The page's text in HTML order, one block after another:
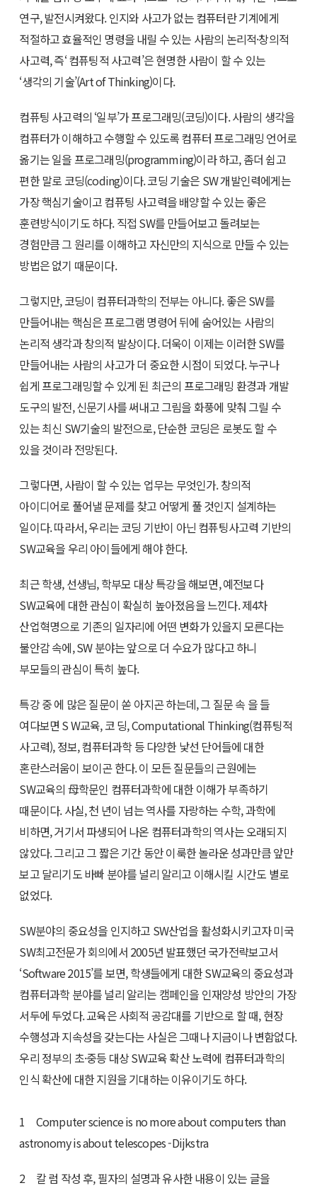
연구, 발전시켜왔다. 인지와 사고가 없는 컴퓨터란 기계에게
적절하고 효율적인 명령을 내릴 수 있는 사람의 논리적·창의적
사고력, 즉‘ 컴퓨팅적 사고력’은 현명한 사람이 할 수 있는
‘생각의 기술’(Art of Thinking)이다.
컴퓨팅 사고력의 ‘일부’가 프로그래밍(코딩)이다. 사람의 생각을
컴퓨터가 이해하고 수행할 수 있도록 컴퓨터 프로그래밍 언어로
옮기는 일을 프로그래밍(programming)이라 하고, 좀더 쉽고
편한 말로 코딩(coding)이다. 코딩 기술은 SW 개발인력에게는
가장 핵심기술이고 컴퓨팅 사고력을 배양할 수 있는 좋은
훈련방식이기도 하다. 직접 SW를 만들어보고 돌려보는
경험만큼 그 원리를 이해하고 자신만의 지식으로 만들 수 있는
방법은 없기 때문이다.
그렇지만, 코딩이 컴퓨터과학의 전부는 아니다. 좋은 SW를
만들어내는 핵심은 프로그램 명령어 뒤에 숨어있는 사람의
논리적 생각과 창의적 발상이다. 더욱이 이제는 이러한 SW를
만들어내는 사람의 사고가 더 중요한 시점이 되었다. 누구나
쉽게 프로그래밍할 수 있게 된 최근의 프로그래밍 환경과 개발
도구의 발전, 신문기사를 써내고 그림을 화풍에 맞춰 그릴 수
있는 최신 SW기술의 발전으로, 단순한 코딩은 로봇도 할 수
있을 것이라 전망된다.
그렇다면, 사람이 할 수 있는 업무는 무엇인가. 창의적
아이디어로 풀어낼 문제를 찾고 어떻게 풀 것인지 설계하는
일이다. 따라서, 우리는 코딩 기반이 아닌 컴퓨팅사고력 기반의
SW교육을 우리 아이들에게 해야 한다.
최근 학생, 선생님, 학부모 대상 특강을 해보면, 예전보다
SW교육에 대한 관심이 확실히 높아졌음을 느낀다. 제4차
산업혁명으로 기존의 일자리에 어떤 변화가 있을지 모른다는
불안감 속에, SW 분야는 앞으로 더 수요가 많다고 하니
부모들의 관심이 특히 높다.
특강 중 에 많은 질문이 쏟 아지곤 하는데, 그 질문 속 을 들
여다보면 S W교육, 코 딩, Computational Thinking(컴퓨팅적
사고력), 정보, 컴퓨터과학 등 다양한 낯선 단어들에 대한
혼란스러움이 보이곤 한다. 이 모든 질문들의 근원에는
SW교육의 母학문인 컴퓨터과학에 대한 이해가 부족하기
때문이다. 사실, 천 년이 넘는 역사를 자랑하는 수학, 과학에
비하면, 거기서 파생되어 나온 컴퓨터과학의 역사는 오래되지
않았다. 그리고 그 짧은 기간 동안 이룩한 놀라운 성과만큼 앞만
보고 달리기도 바빠 분야를 널리 알리고 이해시킬 시간도 별로
없었다.
SW분야의 중요성을 인지하고 SW산업을 활성화시키고자 미국
SW최고전문가 회의에서 2005년 발표했던 국가전략보고서
‘Software 2015’를 보면, 학생들에게 대한 SW교육의 중요성과
컴퓨터과학 분야를 널리 알리는 캠페인을 인재양성 방안의 가장
서두에 두었다. 교육은 사회적 공감대를 기반으로 할 때, 현장
수행성과 지속성을 갖는다는 사실은 그때나 지금이나 변함없다.
우리 정부의 초·중등 대상 SW교육 확산 노력에 컴퓨터과학의
인식 확산에 대한 지원을 기대하는 이유이기도 하다.
1 Computer science is no more about computers than
astronomy is about telescopes -Dijkstra
2 칼 럼 작성 후, 필자의 설명과 유사한 내용이 있는 글을